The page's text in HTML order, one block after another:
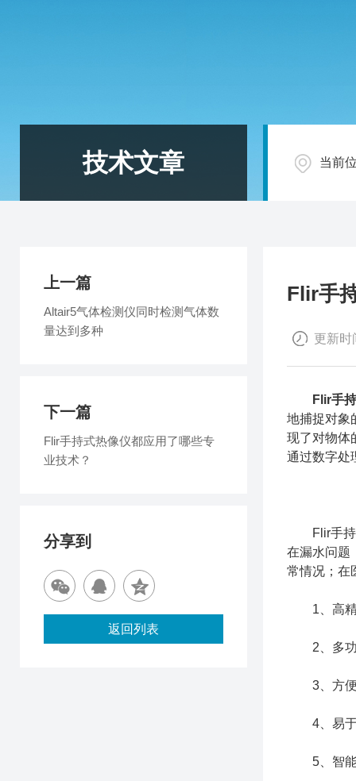
技术文章 当前
Flir手
更新时
Flir手
地捕捉对象
现了对物体
通过数字处
Flir手持式
在漏水问题
常情况；在
1、高精
2、多功
3、方便
4、易于
5、智能
上一篇
Altair5气体检测仪同时检测气体数
量达到多种
下一篇
Flir手持式热像仪都应用了哪些专
业技术？
分享到
返回列表